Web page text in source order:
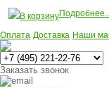
В корзину
Оплата Доставка Наши
Заказать звонок